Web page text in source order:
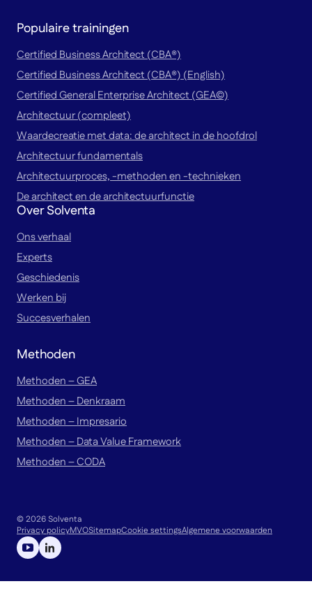
Populaire trainingen
Certified Business Architect (CBA®)
Certified Business Architect (CBA®) (English)
Certified General Enterprise Architect (GEA©)
Architectuur (compleet)
Waardecreatie met data: de architect in de hoofdrol
Architectuur fundamentals
Architectuurproces, -methoden en -technieken
De architect en de architectuurfunctie
Over Solventa
Ons verhaal
Experts
Geschiedenis
Werken bij
Succesverhalen
Methoden
Methoden – GEA
Methoden – Denkraam
Methoden – Impresario
Methoden – Data Value Framework
Methoden – CODA
© 2026 Solventa
Privacy policyMVOSitemapCookie settingsAlgemene voorwaarden